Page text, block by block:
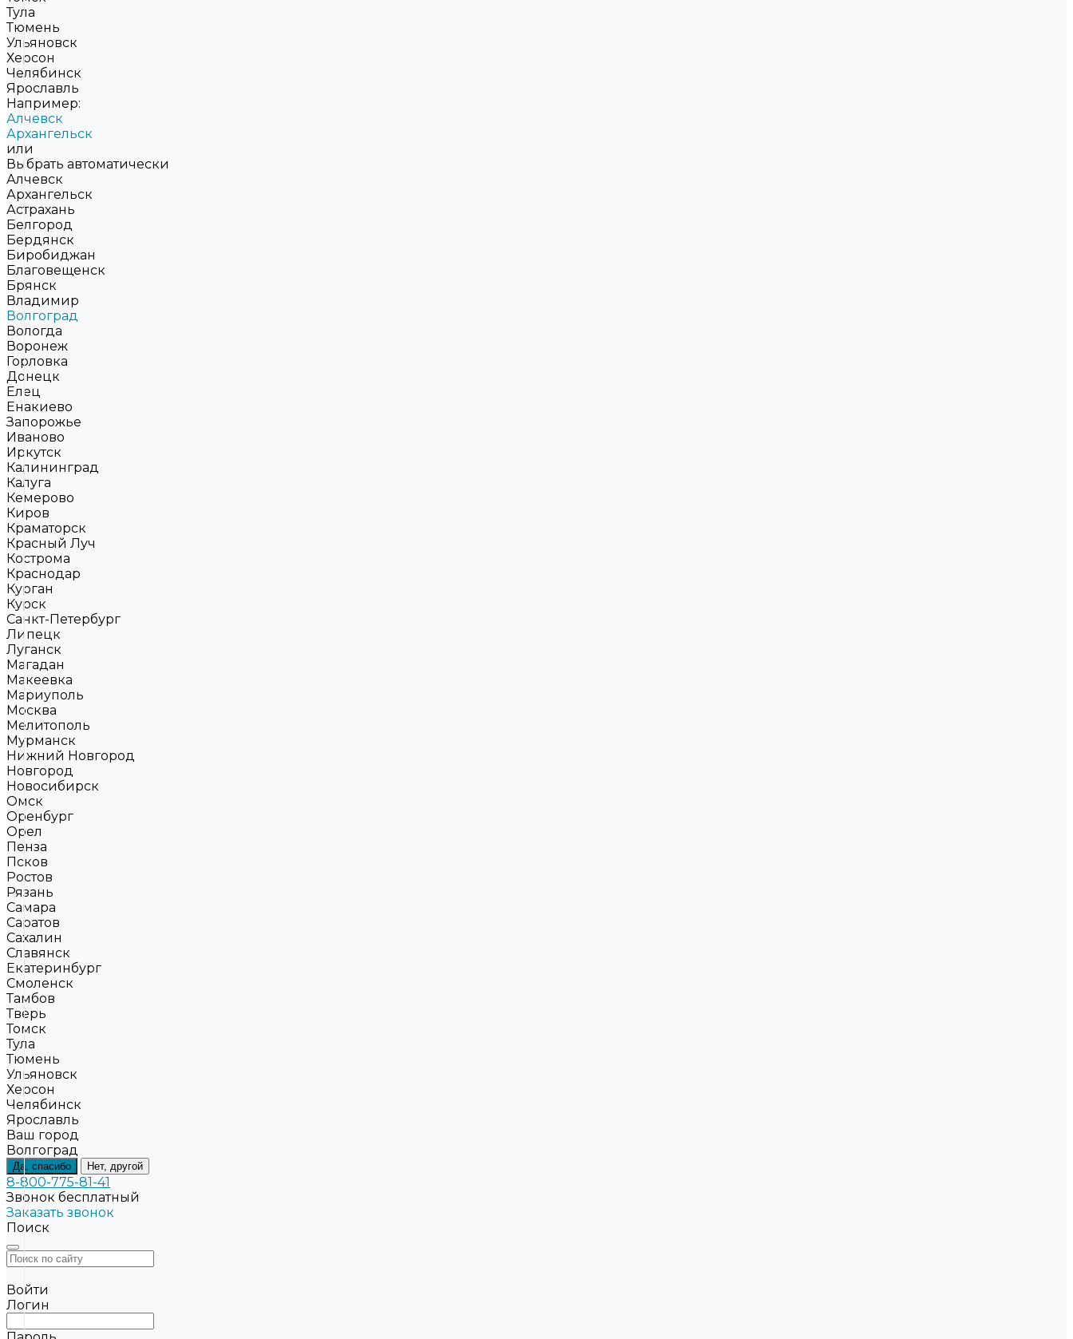
Тула
Тюмень
Ульяновск
Херсон
Челябинск
Ярославль
Например:
Алчевск
Архангельск
или
Выбрать автоматически
Алчевск
Архангельск
Астрахань
Белгород
Бердянск
Биробиджан
Благовещенск
Брянск
Владимир
Волгоград
Вологда
Воронеж
Горловка
Донецк
Елец
Енакиево
Запорожье
Иваново
Иркутск
Калининград
Калуга
Кемерово
Киров
Краматорск
Красный Луч
Кострома
Краснодар
Курган
Курск
Санкт-Петербург
Липецк
Луганск
Магадан
Макеевка
Мариуполь
Москва
Мелитополь
Мурманск
Нижний Новгород
Новгород
Новосибирск
Омск
Оренбург
Орел
Пенза
Псков
Ростов
Рязань
Самара
Саратов
Сахалин
Славянск
Екатеринбург
Смоленск
Тамбов
Тверь
Томск
Тула
Тюмень
Ульяновск
Херсон
Челябинск
Ярославль
Ваш город
Волгоград
Да, спасибо Нет, другой
8-800-775-81-41
Звонок бесплатный
Заказать звонок
Поиск
Войти
Логин